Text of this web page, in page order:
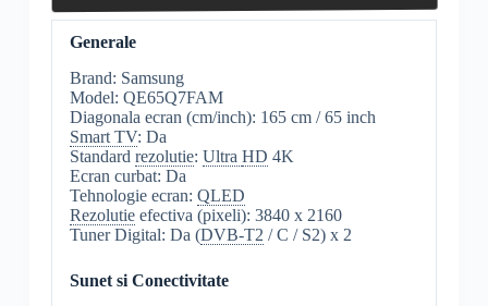
Generale
Brand: Samsung
Model: QE65Q7FAM
Diagonala ecran (cm/inch): 165 cm / 65 inch
Smart TV: Da
Standard rezolutie: Ultra HD 4K
Ecran curbat: Da
Tehnologie ecran: QLED
Rezolutieefectiva (pixeli): 3840 x 2160
Tuner Digital: Da (DVB-T2 / C / S2) x 2
Sunet si Conectivitate